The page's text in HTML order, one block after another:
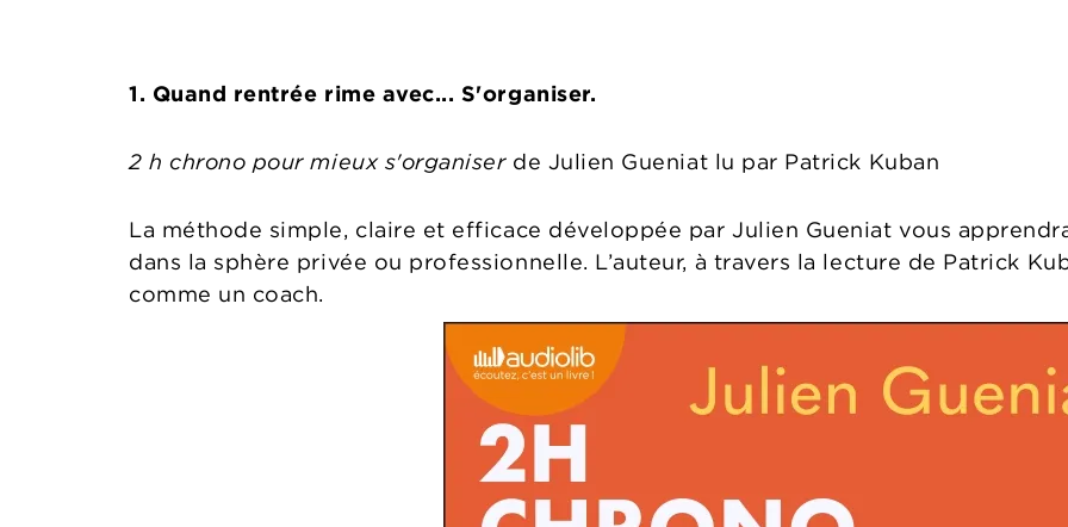
1. Quand rentrée rime avec... S'organiser.
2 h chrono pour mieux s'organiser de Julien Gueniat lu par Patrick Kuban
La méthode simple, claire et efficace développée par Julien Gueniat vous
dans la sphère privée ou professionnelle. L’auteur, à travers la lecture de Patrick
comme un coach.